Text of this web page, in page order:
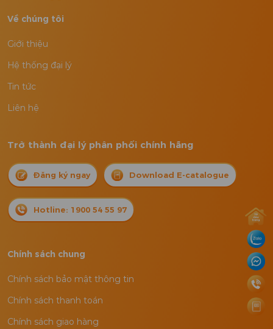
Về chúng tôi
Giới thiệu
Hệ thống đại lý
Tin tức
Liên hệ
Trở thành đại lý phân phối chính hãng
Đăng ký ngay Download E-catalogue
Hotline: 1900 54 55 97
Chính sách chung
Chính sách bảo mật thông tin
Chính sách thanh toán
Chính sách giao hàng